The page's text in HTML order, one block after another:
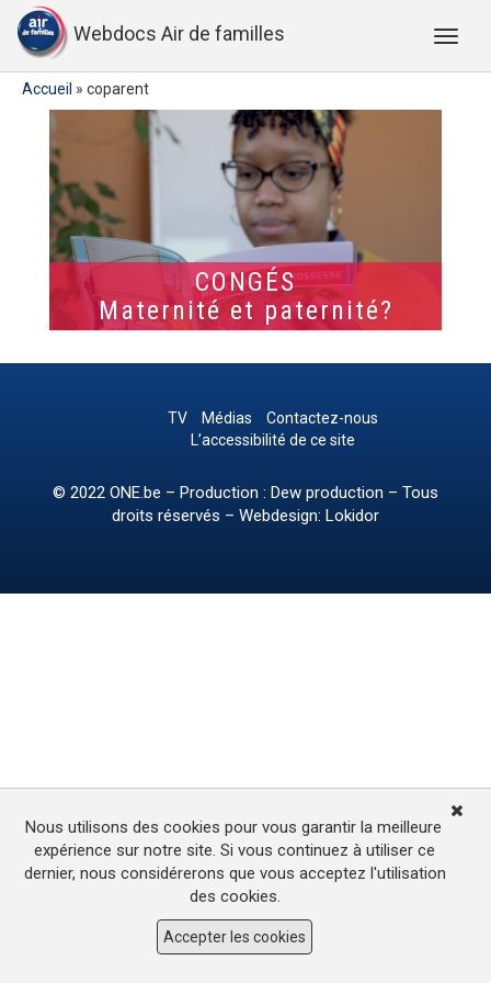
Webdocs Air de familles
Accueil » coparent
CONGÉS
Maternité et paternité?
TV Médias
Contactez-nous
L’accessibilité de ce site
© 2022 ONE.be – Production : Dew production – Tous
droits réservés – Webdesign: Lokidor
Nous utilisons des cookies pour vous garantir la meilleure
expérience sur notre site. Si vous continuez à utiliser ce
dernier, nous considérerons que vous acceptez l'utilisation
des cookies.
Accepter les cookies